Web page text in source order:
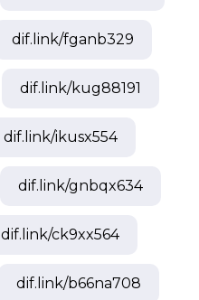
dif.link/fganb329
dif.link/kug88191
dif.link/ikusx554
dif.link/gnbqx634
dif.link/ck9xx564
dif.link/b66na708